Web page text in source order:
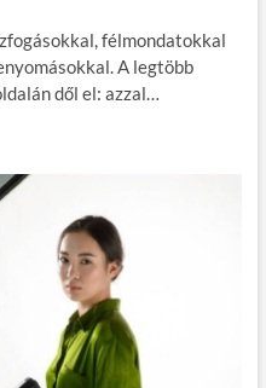
félmondatokkal
A legtöbb
dől el: azzal…